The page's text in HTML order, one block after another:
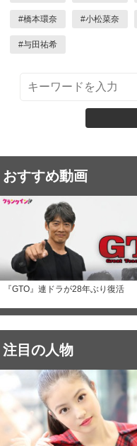
#橋本環奈 #小松菜奈
#与田祐希
おすすめ動画
『GTO』連ドラが28年ぶり復活
注目の人物